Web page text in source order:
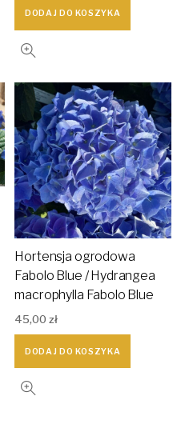
DODAJ DO KOSZYKA
Hortensja ogrodowa
Fabolo Blue / Hydrangea
macrophylla Fabolo Blue
45,00zł
DODAJ DO KOSZYKA